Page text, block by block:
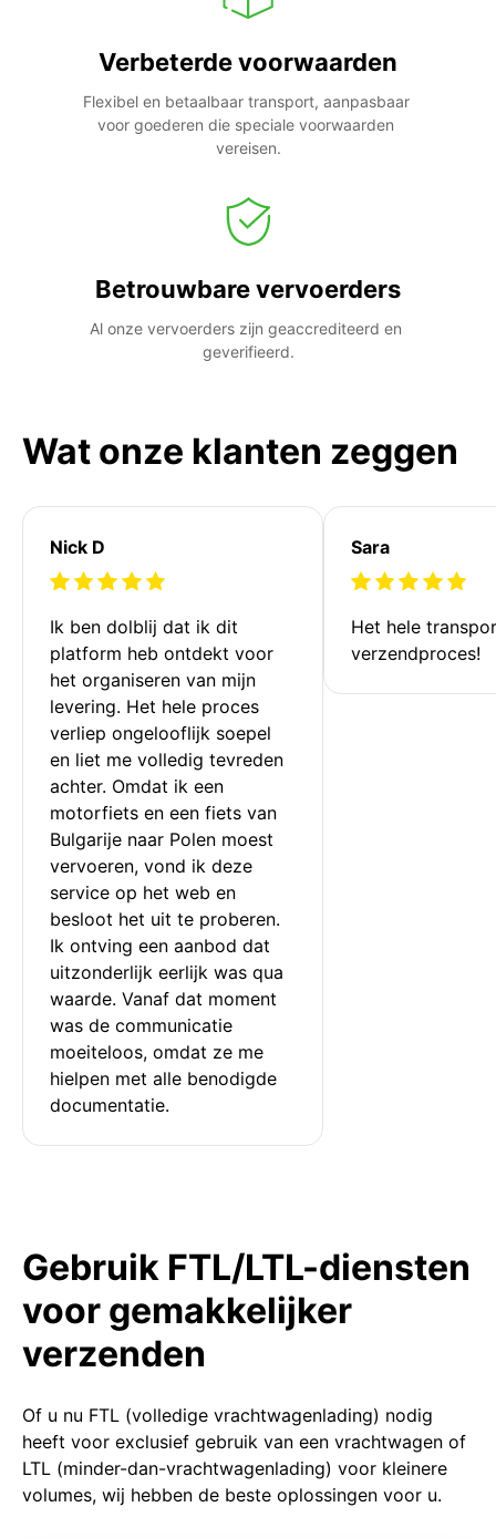
Verbeterde voorwaarden
Flexibel en betaalbaar transport, aanpasbaar
voor goederen die speciale voorwaarden
vereisen.
Betrouwbare vervoerders
Al onze vervoerders zijn geaccrediteerd en
geverifieerd.
Wat onze klanten zeggen
Nick D
Ik ben dolblij dat ik dit
platform heb ontdekt voor
het organiseren van mijn
levering. Het hele proces
verliep ongelooflijk soepel
en liet me volledig tevreden
achter. Omdat ik een
motorfiets en een fiets van
Bulgarije naar Polen moest
vervoeren, vond ik deze
service op het web en
besloot het uit te proberen.
Ik ontving een aanbod dat
uitzonderlijk eerlijk was qua
waarde. Vanaf dat moment
was de communicatie
moeiteloos, omdat ze me
hielpen met alle benodigde
documentatie.
Sara
Het hele
verzendproces!
Gebruik FTL/LTL-diensten
voor gemakkelijker
verzenden
Of u nu FTL (volledige vrachtwagenlading) nodig
heeft voor exclusief gebruik van een vrachtwagen of
LTL (minder-dan-vrachtwagenlading) voor kleinere
volumes, wij hebben de beste oplossingen voor u.